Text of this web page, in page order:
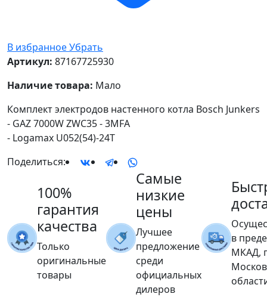
В избранноеУбрать
Артикул: 87167725930
Наличие товара: Мало
Комплект электродов настенного котла Bosch Junkers
- GAZ 7000W ZWC35 - 3MFA
- Logamax U052(54)-24T
Поделиться:
100%
гарантия
качества
Только
оригинальные
товары
Самые
низкие
цены
Лучшее
предложение
среди
официальных
дилеров
в
МКАД,